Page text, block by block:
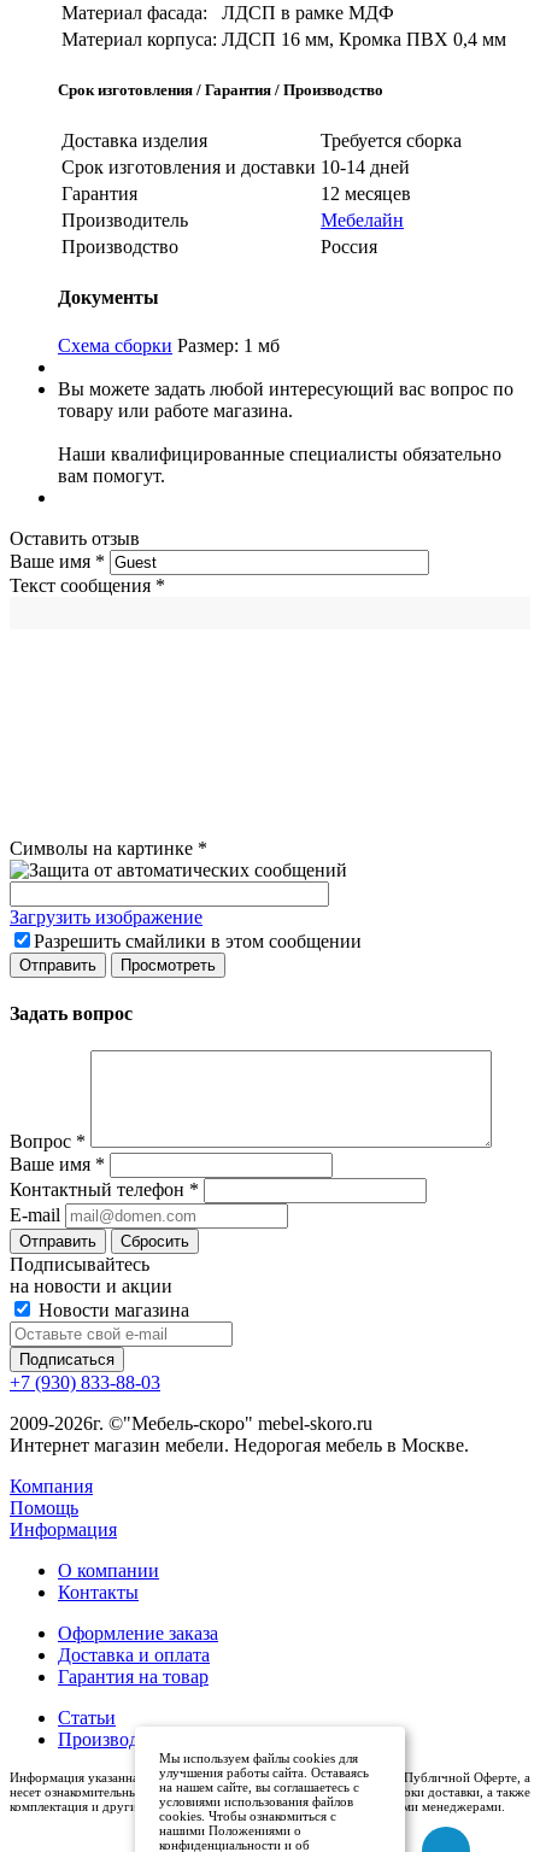
Материал фасада:
ЛДСП в рамке МДФ
Материал корпуса: ЛДСП 16 мм, Кромка ПВХ 0,4 мм
Срок изготовления / Гарантия / Производство
Доставка изделия
Требуется сборка
Срок изготовления и доставки 10-14 дней
Гарантия
12 месяцев
Производитель
Мебелайн
Производство
Россия
Документы
Схема сборки Размер: 1 мб
Вы можете задать любой интересующий вас вопрос по
товару или работе магазина.
Наши квалифицированные специалисты обязательно
вам помогут.
Оставить отзыв
Ваше имя *
Текст сообщения *
Символы на картинке *
Загрузить изображение
Разрешить смайлики в этом сообщении
Задать вопрос
Вопрос *
Ваше имя *
Контактный телефон *
E-mail
Сбросить
Подписывайтесь
на новости и акции
Новости магазина
+7 (930) 833-88-03
2009-2026г. ©"Мебель-скоро" mebel-skoro.ru
Интернет магазин мебели. Недорогая мебель в Москве.
Компания
Помощь
Информация
О компании
Контакты
Оформление заказа
Доставка и оплата
Гарантия на товар
Статьи
Производители
Информация указанная на сайте (описания и цены), не относится к Публичной Оферте, а
несет ознакомительный характер. Окончательная цена, условия и сроки доставки, а также
комплектация и другие характеристики товаров - уточняются нашими менеджерами.
Мы используем файлы cookies для
улучшения работы сайта. Оставаясь
на нашем сайте, вы соглашаетесь с
условиями использования файлов
cookies. Чтобы ознакомиться с
нашими Положениями о
конфиденциальности и об